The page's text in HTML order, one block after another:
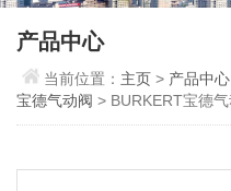
产品中心
当前位置： 主页> 产品中心
宝德气动阀 > BURKERT宝德